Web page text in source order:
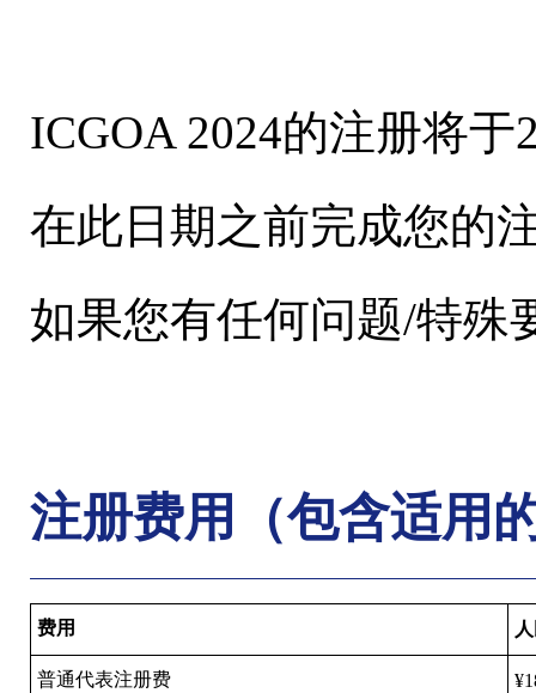
ICGOA 2024的注册将
在此日期之前完成您的
如果您有任何问题/特殊
注册费用（包含适用
费用
普通代表注册费